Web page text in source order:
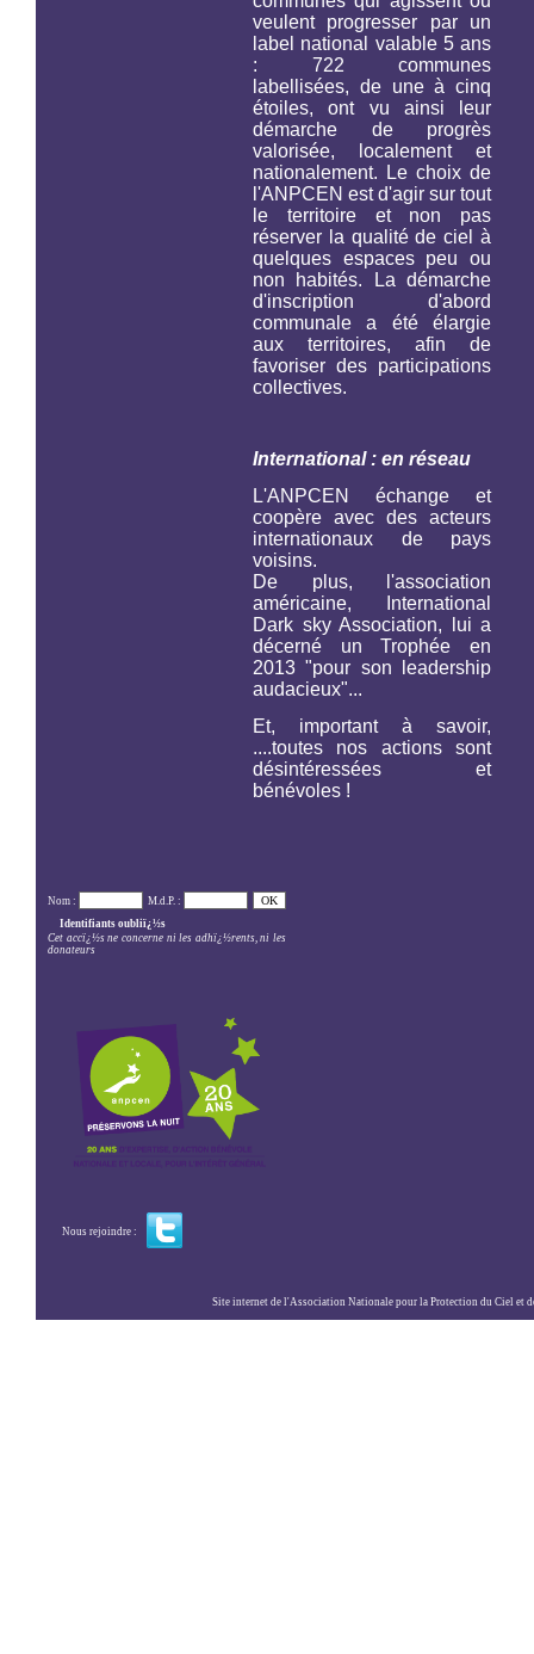
veulent progresser par un
label national valable 5 ans
: 722 communes
labellisées, de une à cinq
étoiles, ont vu ainsi leur
démarche de progrès
valorisée, localement et
nationalement. Le choix de
l'ANPCEN est d'agir sur tout
le territoire et non pas
réserver la qualité de ciel à
quelques espaces peu ou
non habités. La démarche
d'inscription d'abord
communale a été élargie
aux territoires, afin de
favoriser des participations
collectives.
International : en réseau
L'ANPCEN échange et
coopère avec des acteurs
internationaux de pays
voisins.
De plus, l'association
américaine,
International
Dark sky Association,
lui a
décerné un Trophée en
2013 "pour son leadership
audacieux"...
Et, important à savoir,
....toutes nos actions sont
désintéressées et
bénévoles !
Nom :
M.d.P. :
Identifiants oubliï¿½s
Cet accï¿½s ne concerne ni les adhï¿½rents, ni les
donateurs
Nous rejoindre :
Site internet de l'Association Nationale pour la Protection du Ciel et de